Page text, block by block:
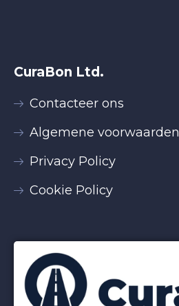
CuraBon Ltd.
Contacteer ons
Algemene voorwaarden
Privacy Policy
Cookie Policy